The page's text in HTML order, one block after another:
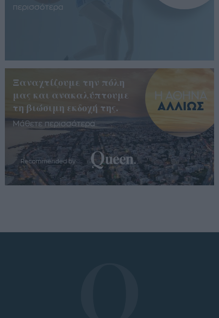
περισσότερα
Ξαναχτίζουμε την πόλη
μας και ανακαλύπτουμε
τη βιώσιμη εκδοχή της.
Μάθετε περισσότερα
Recommended by